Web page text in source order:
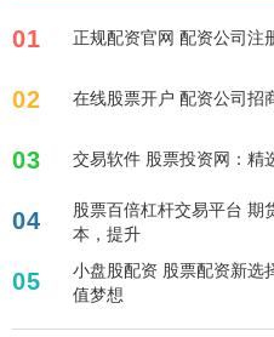
01 正规配资官网 配资公司注
02 在线股票开户 配资公司招
03 交易软件 股票投资网：精
04
股票百倍杠杆交易平台 期
本，提升
05
小盘股配资 股票配资新选
值梦想